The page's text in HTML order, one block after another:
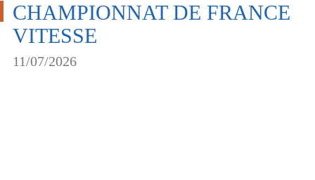
CHAMPIONNAT DE FRANCE
VITESSE
11/07/2026